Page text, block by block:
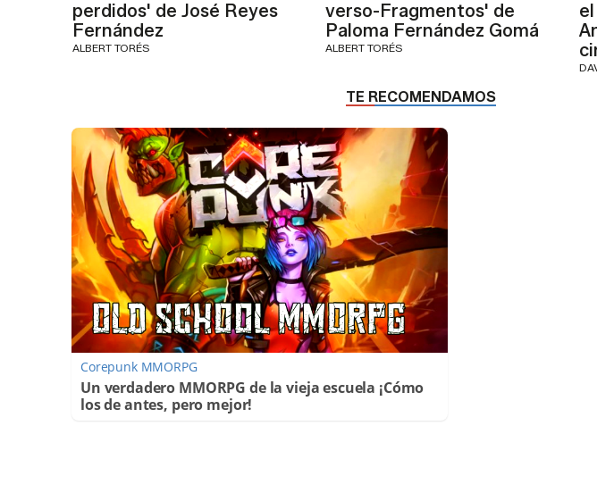
perdidos' de José Reyes
Fernández
ALBERT TORÉS
verso-Fragmentos' de
Paloma Fernández Gomá
ALBERT TORÉS
Corepunk MMORPG
Un verdadero MMORPG de la vieja escuela ¡Cómo
los de antes, pero mejor!